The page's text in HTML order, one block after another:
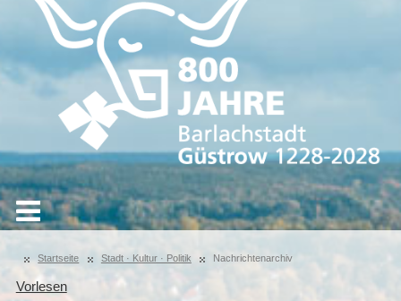
Startseite Stadt · Kultur · Politik Nachrichtenarchiv
Vorlesen